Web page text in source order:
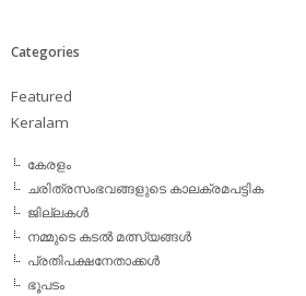
Categories
Featured
Keralam
കേരളം
ചരിത്രസംഭവങ്ങളുടെ കാലക്രമപട്ടിക
ജില്ലകള്‍
നമ്മുടെ കടല്‍ മത്സ്യങ്ങള്‍
പ്രതിപക്ഷനേതാക്കള്‍
ഭൂപടം